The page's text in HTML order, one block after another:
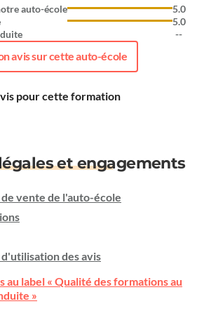
auto-école
5.0
5.0
--
avis sur cette auto-école
pour cette formation
et engagements
vente de l'auto-école
des avis
label « Qualité des formations au
»